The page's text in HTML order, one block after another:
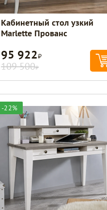
Кабинетный стол узкий
Marlette Прованс
95 922Р
109 500Р
-22%